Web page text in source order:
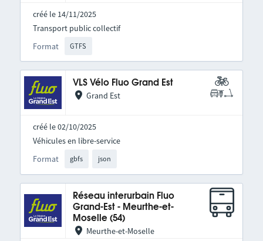
créé le 14/11/2025
Format GTFS
Transport public collectif
VLS Vélo Fluo Grand Est
Grand Est
créé le 02/10/2025
Format gbfs json
Véhicules en libre-service
Réseau interurbain Fluo
Grand-Est - Meurthe-et-
Moselle (54)
Meurthe-et-Moselle